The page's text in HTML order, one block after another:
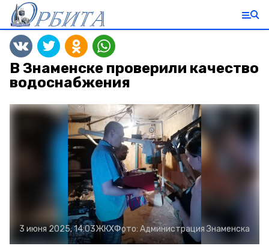
В Знаменске проверили качество
водоснабжения
3 июня 2025, 14:03ЖКХФото: Администрация Знаменска